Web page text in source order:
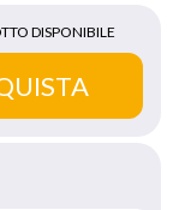
DISPONIBILE